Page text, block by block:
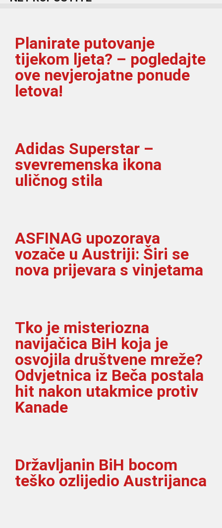
Planirate putovanje
tijekom ljeta? – pogledajte
ove nevjerojatne ponude
letova!
Adidas Superstar –
svevremenska ikona
uličnog stila
ASFINAG upozorava
vozače u Austriji: Širi se
nova prijevara s vinjetama
Tko je misteriozna
navijačica BiH koja je
osvojila društvene mreže?
Odvjetnica iz Beča postala
hit nakon utakmice protiv
Kanade
Državljanin BiH bocom
teško ozlijedio Austrijanca